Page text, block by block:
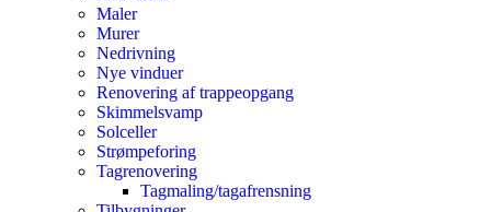
Maler
Murer
Nedrivning
Nye vinduer
Renovering af trappeopgang
Skimmelsvamp
Solceller
Strømpeforing
Tagrenovering
Tagmaling/tagafrensning